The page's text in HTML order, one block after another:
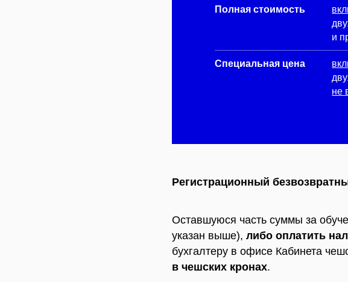
Полная стоимость
и
Специальная цена
не
Регистрационный
Оставшуюся часть суммы за
указан выше),либо оплатить
бухгалтеру в офисе Кабинета
в чешских кронах.